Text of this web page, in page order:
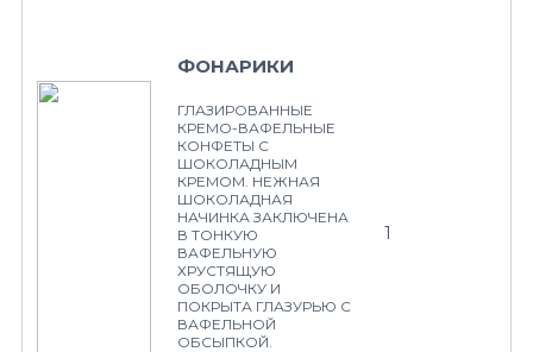
ФОНАРИКИ
ГЛАЗИРОВАННЫЕ
КРЕМО-ВАФЕЛЬНЫЕ
КОНФЕТЫ С
ШОКОЛАДНЫМ
КРЕМОМ. НЕЖНАЯ
ШОКОЛАДНАЯ
НАЧИНКА ЗАКЛЮЧЕНА
В ТОНКУЮ
ВАФЕЛЬНУЮ
ХРУСТЯЩУЮ
ОБОЛОЧКУ И
ПОКРЫТА ГЛАЗУРЬЮ С
ВАФЕЛЬНОЙ
ОБСЫПКОЙ.
1